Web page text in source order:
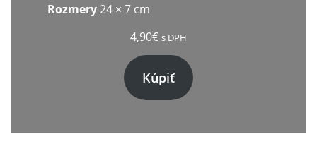
Rozmery24 × 7 cm
4,90€ s DPH
Kúpiť